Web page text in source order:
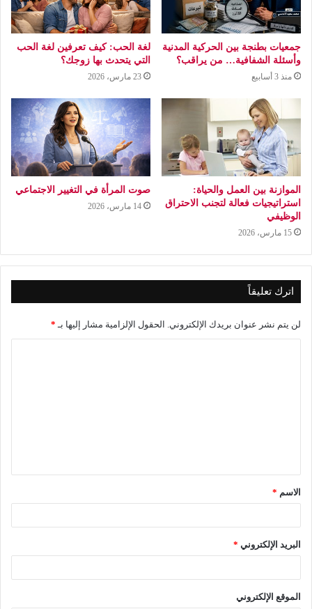
جمعيات بطنجة بين الحركية المدنية
وأسئلة الشفافية… من يراقب؟
منذ 3 أسابيع
لغة الحب: كيف تعرفين لغة الحب
التي يتحدث بها زوجك؟
23 مارس، 2026
الموازنة بين العمل والحياة:
استراتيجيات فعالة لتجنب الاحتراق
الوظيفي
15 مارس، 2026
صوت المرأة في التغيير الاجتماعي
14 مارس، 2026
اترك تعليقاً
لن يتم نشر عنوان بريدك الإلكتروني. الحقول الإلزامية مشار إليها بـ *
ق
*الاسم *
البريد الإلكتروني *
الموقع الإلكتروني